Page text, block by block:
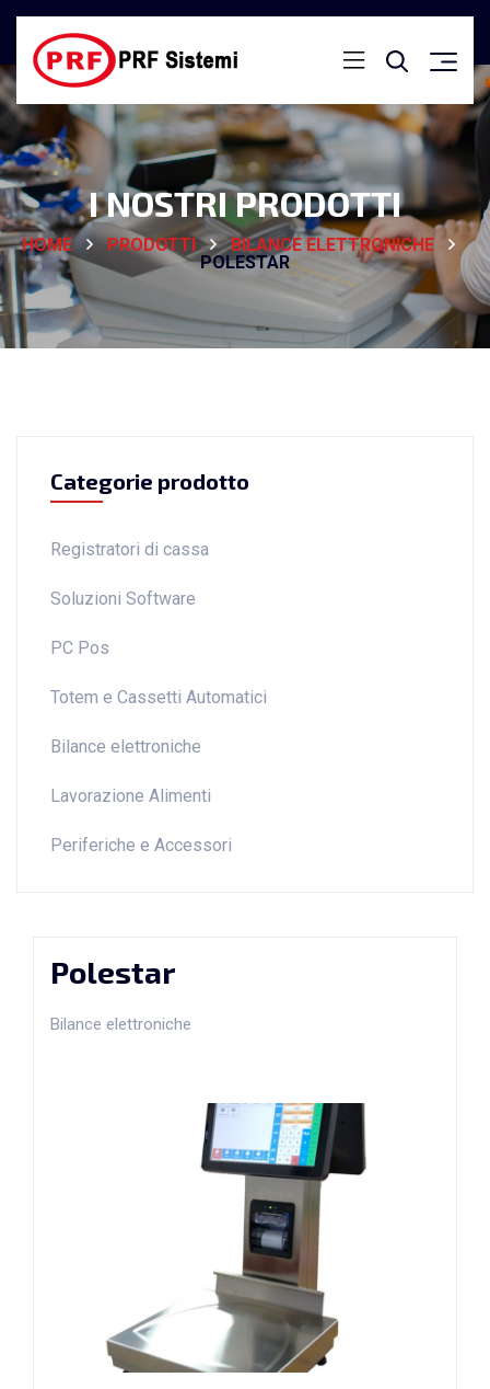
I NOSTRI PRODOTTI
HOME PRODOTTI
BILANCE ELETTRONICHE
POLESTAR
Categorie prodotto
Registratori di cassa
Soluzioni Software
PC Pos
Totem e Cassetti Automatici
Bilance elettroniche
Lavorazione Alimenti
Periferiche e Accessori
Polestar
Bilance elettroniche